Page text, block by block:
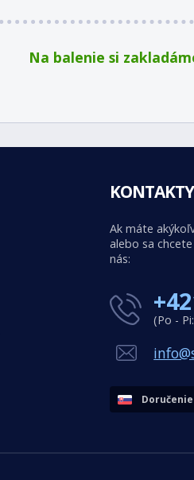
Na balenie si
KONTAKTY
Ak máte
alebo sa
nás:
(Po -